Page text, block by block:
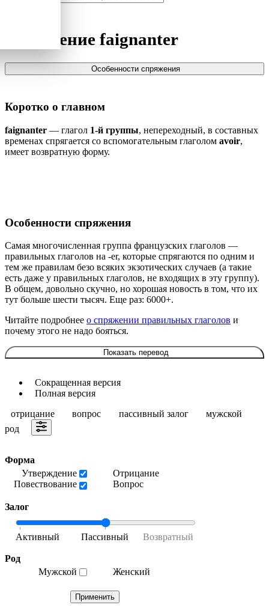
Спряжение faignanter
Особенности спряжения
Коротко о главном
faignanter — глагол 1-й группы, непереходный, в составных
временах спрягается со вспомогательным глаголом avoir,
имеет возвратную форму.
Особенности спряжения
Самая многочисленная группа французских глаголов —
правильных глаголов на -er, которые спрягаются по одним и
тем же правилам безо всяких экзотических случаев (а такие
есть даже у правильных глаголов, не входящих в эту группу).
В общем, довольно скучно, но хорошая новость в том, что их
тут больше шести тысяч. Еще раз: 6000+.
Читайте подробнее о спряжении правильных глаголов и
почему этого не надо бояться.
Показать перевод
Сокращенная версия
Полная версия
отрицание
вопрос пассивный залог
мужской
род
Форма
Утверждение
Повествование
Отрицание
Вопрос
Залог
Род
Мужской
Женский